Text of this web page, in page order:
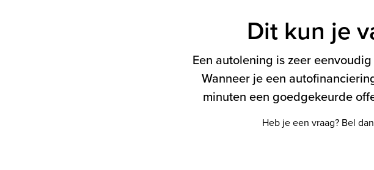
Dit kun je
Een autolening is zeer
Wanneer je een
minuten een goedgekeurde
Heb je een vraag? Bel dan